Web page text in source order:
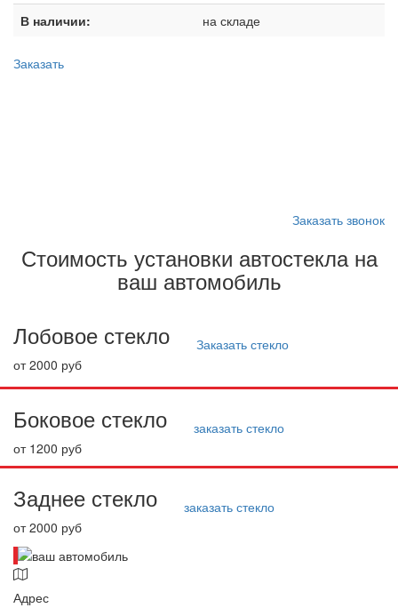
В наличии:
на складе
Заказать
Заказать звонок
Стоимость установки автостекла на
ваш автомобиль
Лобовое стекло
от 2000 руб
Заказать стекло
Боковое стекло
от 1200 руб
заказать стекло
Заднее стекло
от 2000 руб
заказать стекло
Адрес